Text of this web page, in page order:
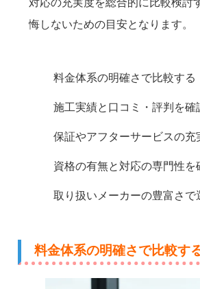
悔しないための目安となります。
料金体系の明確さで比較する
施工実績と口コミ・評判を確
保証やアフターサービスの充
資格の有無と対応の専門性を
取り扱いメーカーの豊富さで
料金体系の明確さで比較す